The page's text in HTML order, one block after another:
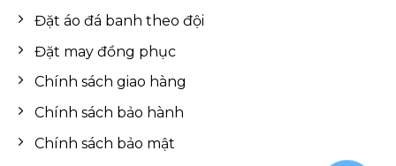
Đặt áo đá banh theo đội
Đặt may đồng phục
Chính sách giao hàng
Chính sách bảo hành
Chính sách bảo mật